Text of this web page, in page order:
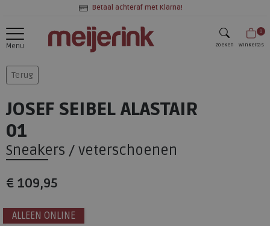
Betaal achteraf met Klarna!
Menu zoeken
0
Winkeltas
Terug
JOSEF SEIBEL ALASTAIR
01
Sneakers / veterschoenen
€ 109,95
ALLEEN ONLINE